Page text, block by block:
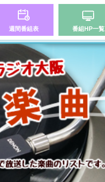
週間番組表 番組HP一覧